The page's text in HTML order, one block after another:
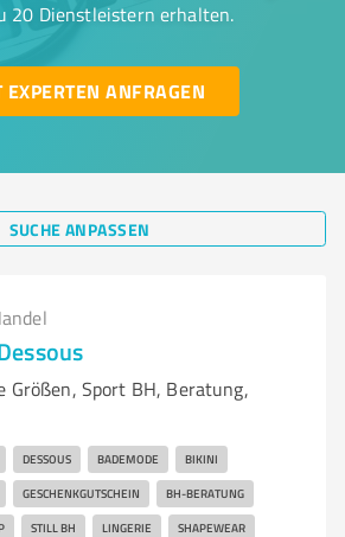
20 Dienstleistern erhalten.
EXPERTEN ANFRAGEN
SUCHE ANPASSEN
Größen, Sport BH, Beratung,
DESSOUS BADEMODE BIKINI
GESCHENKGUTSCHEIN BH-BERATUNG
STILL BH LINGERIE SHAPEWEAR